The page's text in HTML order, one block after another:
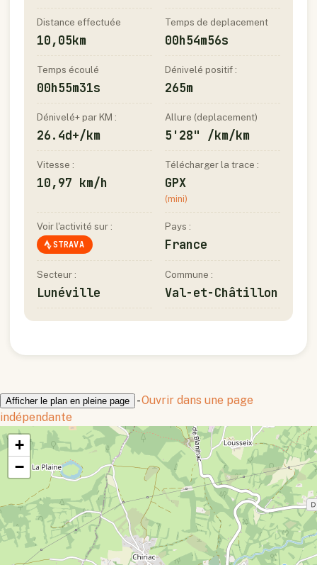
Distance effectuée
10,05km
Temps de deplacement
00h54m56s
Temps écoulé
00h55m31s
Dénivelé positif :
265m
Dénivelé+ par KM :
26.4d+/km
Allure (deplacement)
5'28" /km/km
Vitesse :
10,97 km/h
Télécharger la trace :
GPX
(mini)
Voir l'activité sur :
STRAVA
Pays :
France
Secteur :
Lunéville
Commune :
Val-et-Châtillon
Afficher le plan en pleine page -Ouvrir dans une page
indépendante